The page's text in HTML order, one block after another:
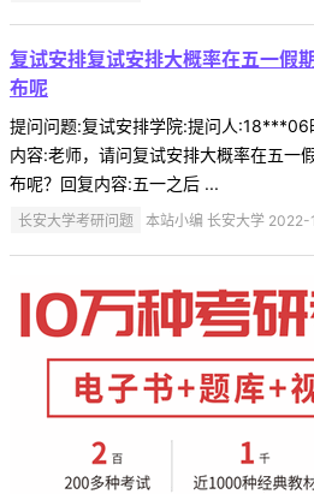
复试安排复试安排大概率在五一假
布呢
提问问题:复试安排学院:提问人
内容:老师，请问复试安排大概率在五一
布呢？回复内容:五一之后 ...
长安大学考研问题 本站小编 长安大学